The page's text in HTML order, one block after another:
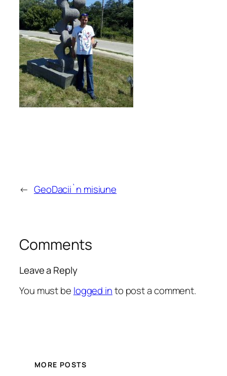
← GeoDacii`n misiune
Comments
Leave a Reply
You must be logged into post a comment.
MORE POSTS